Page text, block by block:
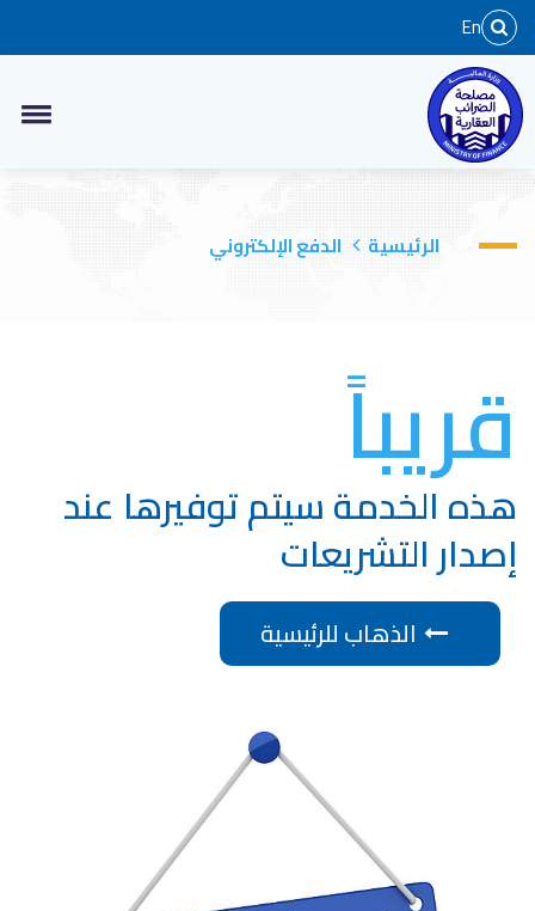
En
الرئيسية الدفع الإلكتروني
قريباً
هذه الخدمة سيتم توفيرها عند
إصدار التشريعات
الذهاب للرئيسية